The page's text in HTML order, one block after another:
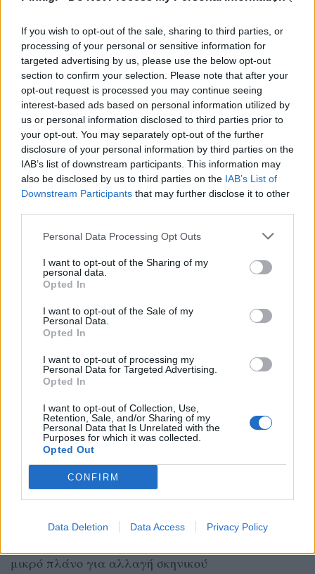
If you wish to opt-out of the sale, sharing to third parties, or
processing of your personal or sensitive information for
targeted advertising by us, please use the below opt-out
section to confirm your selection. Please note that after your
opt-out request is processed you may continue seeing
interest-based ads based on personal information utilized by
us or personal information disclosed to third parties prior to
your opt-out. You may separately opt-out of the further
disclosure of your personal information by third parties on the
IAB’s list of downstream participants. This information may
also be disclosed by us to third parties on the IAB’s List of
Downstream Participants that may further disclose it to other
Personal Data Processing Opt Outs
I want to opt-out of the Sharing of my
personal data.
Opted In
I want to opt-out of the Sale of my
Personal Data.
Opted In
I want to opt-out of processing my
Personal Data for Targeted Advertising.
Opted In
I want to opt-out of Collection, Use,
Retention, Sale, and/or Sharing of my
Personal Data that Is Unrelated with the
Purposes for which it was collected.
Opted Out
CONFIRM
Data Deletion Data Access Privacy Policy
τακτοποιείς, ανοίγει δρόμους για
αύριο.
ΖΥΓΟΣ
Κάποιο θέμα σχέσεων ή
συνεργασιών επανέρχεται, αλλά
αυτή τη φορά έχεις τη σωστή
Η διαίσθησή σου χτυπά κόκκινο.
Αν κάτι σου φαίνεται ύποπτο,
είναι. Μην το σκαλίζεις όμως
ψυχραιμία και το βλέμμα
μπροστά.
ΤΟΞΟΤΗΣ
Αν σε πιάσει ταξιδιάρικη διάθεση,
μικρό πλάνο για αλλαγή σκηνικού